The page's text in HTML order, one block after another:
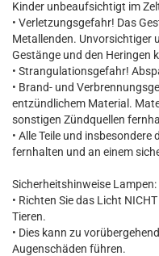
Kinder unbeaufsichtigt im
• Verletzungsgefahr! Das
Metallenden. Unvorsichtiger
Gestänge und den Heringen
• Strangulationsgefahr!
• Brand- und
entzündlichem Material.
sonstigen Zündquellen
• Alle Teile und
fernhalten und an einem
Sicherheitshinweise Lampen:
• Richten Sie das Licht
Tieren.
• Dies kann zu
Augenschäden führen.